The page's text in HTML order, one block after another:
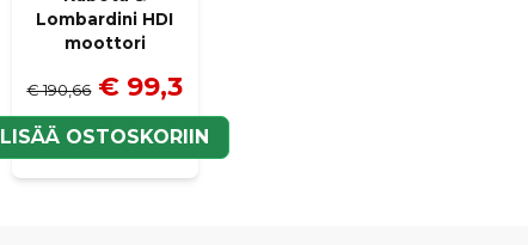
Lombardini HDI
moottori
€ 190,66 € 99,3
LISÄÄ OSTOSKORIIN